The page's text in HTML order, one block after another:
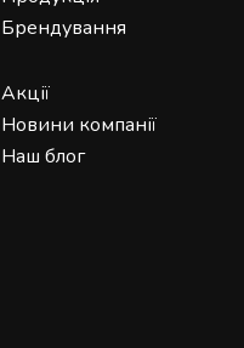
Брендування
Акції
Новини компанії
Наш блог